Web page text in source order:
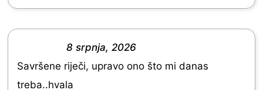
5
.
o
u
8 srpnja, 2026
Savršene riječi, upravo ono što mi danas
treba..hvala